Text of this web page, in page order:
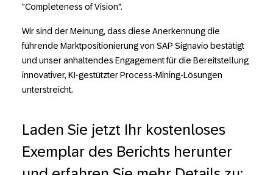
"Completeness of Vision".
Wir sind der Meinung, dass diese Anerkennung die
führende Marktpositionierung von SAP Signavio bestätigt
und unser anhaltendes Engagement für die Bereitstellung
innovativer, KI-gestützter Process-Mining-Lösungen
unterstreicht.
Laden Sie jetzt Ihr kostenloses
Exemplar des Berichts herunter